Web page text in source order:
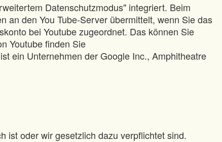
Datenschutzmodus" integriert. Beim
an den You Tube-Server übermittelt, wenn Sie das
bei Youtube zugeordnet. Das können Sie
Youtube finden Sie
ein Unternehmen der Google Inc., Amphitheatre
ist oder wir gesetzlich dazu verpflichtet sind.